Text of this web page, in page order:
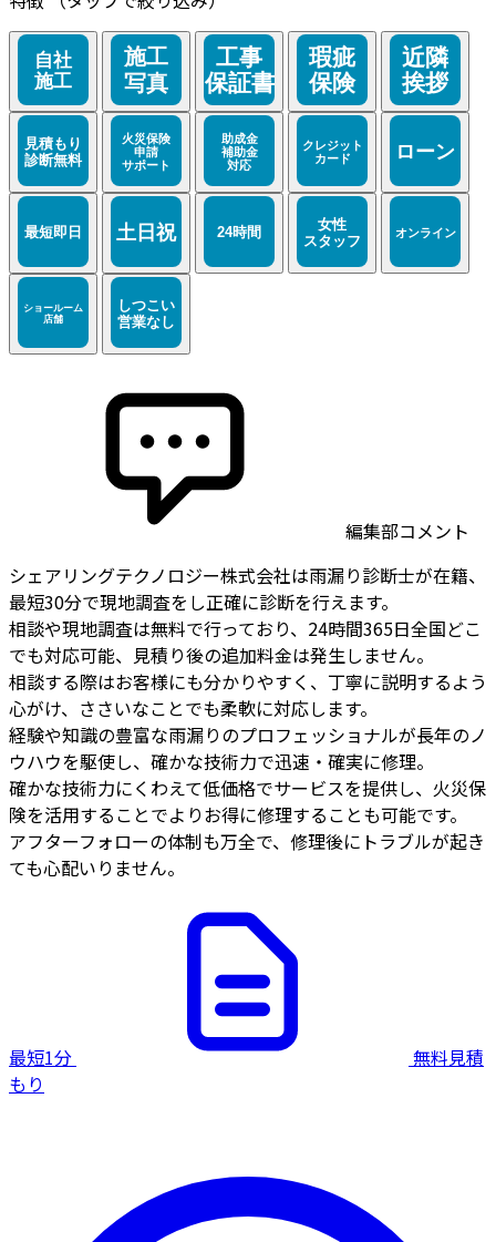
編集部コメント
シェアリングテクノロジー株式会社は雨漏り診断士が在籍、
最短30分で現地調査をし正確に診断を行えます。
相談や現地調査は無料で行っており、24時間365日全国どこ
でも対応可能、見積り後の追加料金は発生しません。
相談する際はお客様にも分かりやすく、丁寧に説明するよう
心がけ、ささいなことでも柔軟に対応します。
経験や知識の豊富な雨漏りのプロフェッショナルが長年のノ
ウハウを駆使し、確かな技術力で迅速・確実に修理。
確かな技術力にくわえて低価格でサービスを提供し、火災保
険を活用することでよりお得に修理することも可能です。
アフターフォローの体制も万全で、修理後にトラブルが起き
ても心配いりません。
最短1分
無料見積
もり